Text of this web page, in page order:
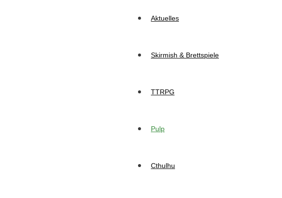
Aktuelles
Skirmish & Brettspiele
TTRPG
Pulp
Cthulhu